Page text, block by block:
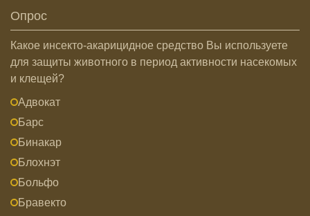
Опрос
Какое инсекто-акарицидное средство Вы используете
для защиты животного в период активности насекомых
и клещей?
Адвокат
Барс
Бинакар
Блохнэт
Больфо
Бравекто